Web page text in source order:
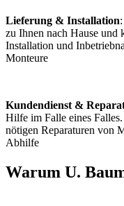
Lieferung & Installation
zu Ihnen nach Hause und
Installation und
Monteure
Kundendienst &
Hilfe im Falle eines
nötigen Reparaturen von
Abhilfe
Warum U.